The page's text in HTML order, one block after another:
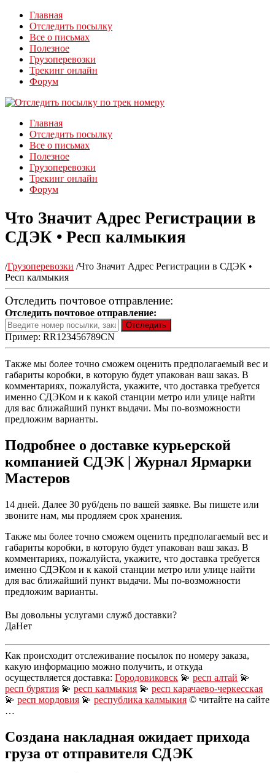
Главная
Отследить посылку
Все о письмах
Полезное
Грузоперевозки
Трекинг онлайн
Форум
Главная
Отследить посылку
Все о письмах
Полезное
Грузоперевозки
Трекинг онлайн
Форум
Что Значит Адрес Регистрации в
СДЭК • Респ калмыкия
/Грузоперевозки /Что Значит Адрес Регистрации в СДЭК •
Респ калмыкия
Отследить почтовое отправление:
Отследить почтовое отправление:
Пример: RR123456789CN
Также мы более точно сможем оценить предполагаемый вес и
габариты коробки, в которую будет упакован ваш заказ. В
комментариях, пожалуйста, укажите, что доставка требуется
именно СДЭКом и к какой станции метро или улице найти
для вас ближайший пункт выдачи. Мы по-возможности
предложим варианты.
Подробнее о доставке курьерской
компанией СДЭК | Журнал Ярмарки
Мастеров
14 дней. Далее 30 руб/день по вашей заявке. Вы пишете или
звоните нам, мы продляем срок хранения.
Также мы более точно сможем оценить предполагаемый вес и
габариты коробки, в которую будет упакован ваш заказ. В
комментариях, пожалуйста, укажите, что доставка требуется
именно СДЭКом и к какой станции метро или улице найти
для вас ближайший пункт выдачи. Мы по-возможности
предложим варианты.
Вы довольны услугами служб доставки?
ДаНет
Как происходит отслеживание посылок по номеру заказа,
какую информацию можно получить, и откуда
осуществляется доставка: Городовиковск 💫 респ алтай 💫
респ бурятия 💫 респ калмыкия 💫 респ карачаево-черкесская
💫 респ мордовия 💫 республика калмыкия © читайте на сайте
…
Создана накладная ожидает прихода
груза от отправителя СДЭК